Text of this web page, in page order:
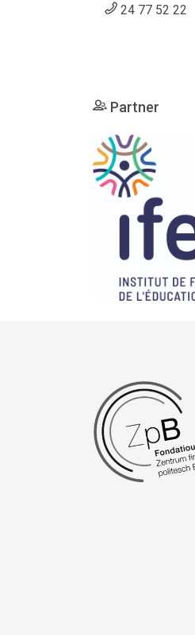
24 77 52 22
Partner